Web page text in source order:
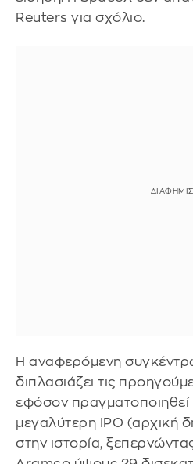
Reuters για σχόλιο.
Η αναφερόμενη
διπλασιάζει τις
εφόσον πραγματοποιηθεί
μεγαλύτερη IPO (αρχική
στην ιστορία,